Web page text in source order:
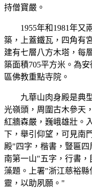
持僧寶嚴。
1955年和1981年又
築，上蓋鐵瓦，四角有
建有七層八方木塔，每
築面積705平方米。為
區佛教重點寺院。
九華山肉身殿是典
光嶺頭，周圍古木參天
紅牆森嚴，巍峨雄壯。
下，舉引仰望，可見南
殿"四字，楷書，豎匾
南第一山"五字，行書，
藻題。上署"浙江慈裕
靈，以助夙願。"